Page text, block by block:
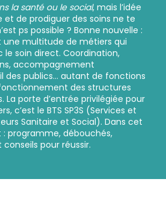
la santé ou le social, mais l’idée
et de prodiguer des soins ne te
ps possible ? Bonne nouvelle :
multitude de métiers qui
le soin direct. Coordination,
accompagnement
des publics… autant de fonctions
des structures
La porte d’entrée privilégiée pour
c’est le BTS SP3S (Services et
Sanitaire et Social). Dans cet
programme, débouchés,
pour réussir.